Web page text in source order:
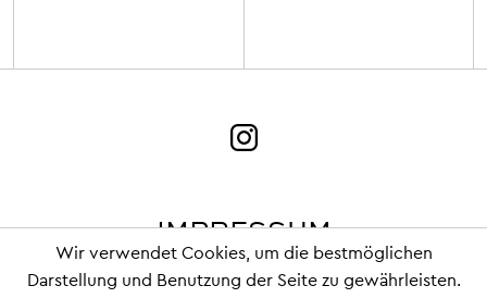
Wir verwendet Cookies, um die bestmöglichen
Darstellung und Benutzung der Seite zu gewährleisten.
IMPRESSUM
DATENSCHUTZ